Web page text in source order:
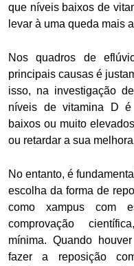
que níveis baixos de
levar à uma queda mais
Nos quadros de
principais causas é
isso, na investigação
níveis de vitamina D é
baixos ou muito
ou retardar a sua
No entanto, é
escolha da forma de
como xampus com
comprovação científica
mínima. Quando
fazer a reposição